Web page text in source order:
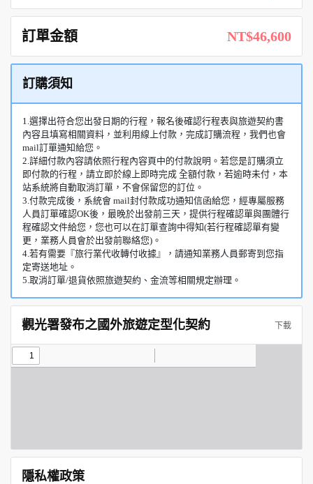
訂單金額 NT$46,600
訂購須知
1.選擇出符合您出發日期的行程，報名後確認行程表與旅遊契約書
內容且填寫相關資料，並利用線上付款，完成訂購流程，我們也會
mail訂單通知給您。
2.詳細付款內容請依照行程內容頁中的付款說明。若您是訂購須立
即付款的行程，請立即於線上即時完成 全額付款，若逾時未付，本
站系統將自動取消訂單，不會保留您的訂位。
3.付款完成後，系統會 mail封付款成功通知信函給您，經專屬服務
人員訂單確認OK後，最晚於出發前三天，提供行程確認單與團體行
程確認文件給您，您也可以在訂單查詢中得知(若行程確認單有變
更，業務人員會於出發前聯絡您)。
4.若有需要『旅行業代收轉付收據』，請通知業務人員郵寄到您指
定寄送地址。
5.取消訂單/退貨依照旅遊契約、金流等相關規定辦理。
觀光署發布之國外旅遊定型化契約 下載
隱私權政策